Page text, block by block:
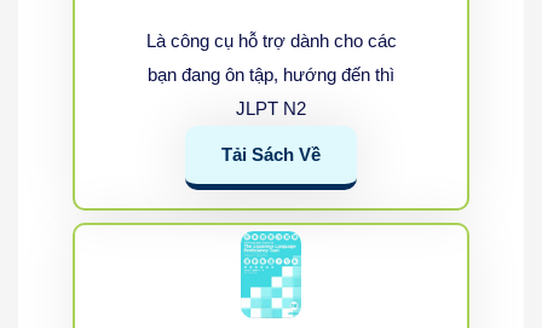
Là công cụ hỗ trợ dành cho các
bạn đang ôn tập, hướng đến thì
JLPT N2
Tải Sách Về